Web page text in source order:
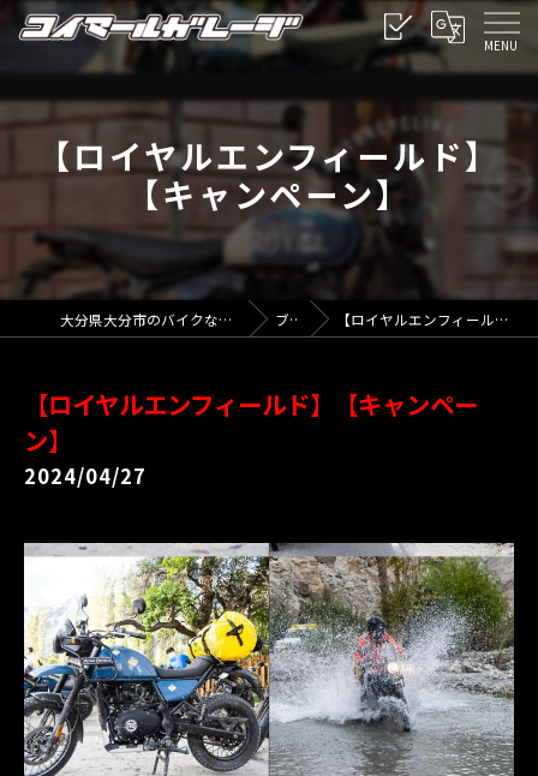
【ロイヤルエンフィールド】
【キャンペーン】
大分県大分市のバイクならコイマールガレージ ブログ 【ロイヤルエンフィールド】【キャンペーン】
【ロイヤルエンフィールド】【キャンペー
ン】
2024/04/27